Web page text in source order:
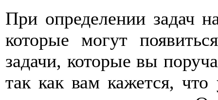
При определении задач
которые могут
задачи, которые вы
так как вам кажется,